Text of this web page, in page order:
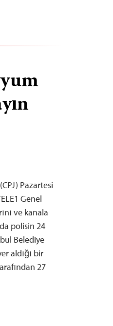
Pazartesi
Genel
ve kanala
polisin 24
Belediye
aldığı bir
27